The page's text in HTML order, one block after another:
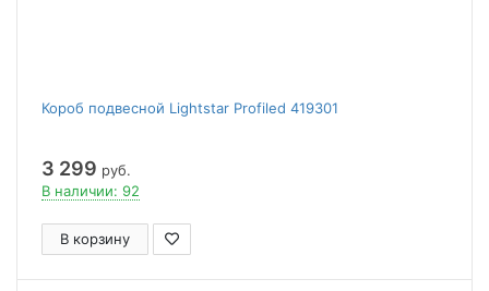
Короб подвесной Lightstar Profiled 419301
3 299 руб.
В наличии: 92
В корзину